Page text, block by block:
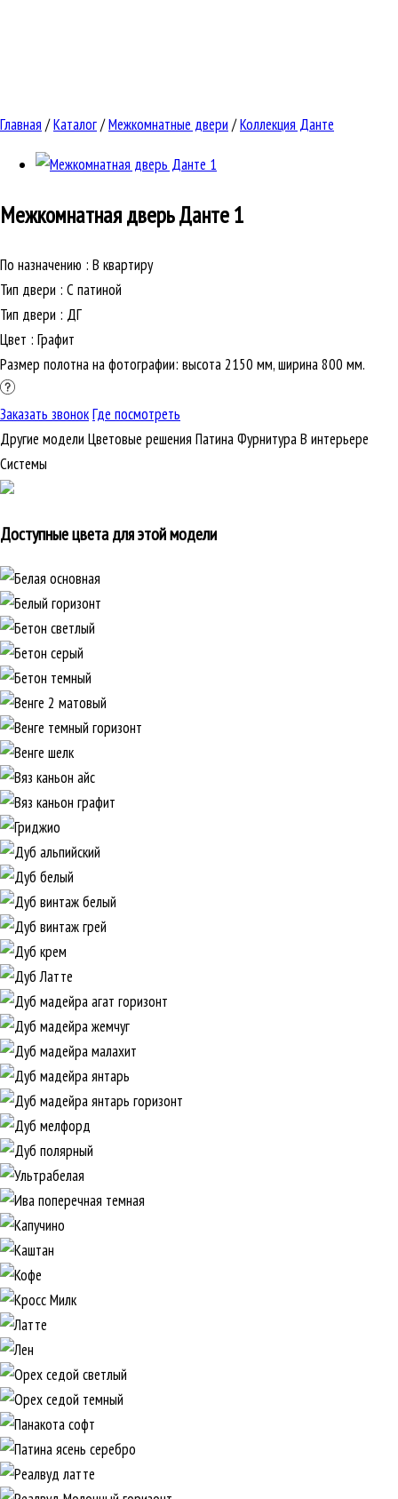
Главная /Каталог/Межкомнатные двери /Коллекция Данте
Межкомнатная дверьДанте 1
По назначению : В квартиру
Тип двери : С патиной
Тип двери : ДГ
Цвет : Графит
Размер полотна на фотографии: высота 2150 мм, ширина 800 мм.
Заказать звонокГде посмотреть
Другие модели Цветовые решения ПатинаФурнитураВ интерьере
Cистемы
Доступные цвета для этой модели